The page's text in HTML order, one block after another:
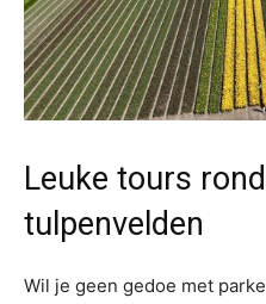
Leuke tours
tulpenvelden
Wil je geen gedoe met